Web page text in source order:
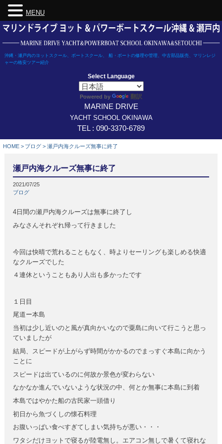
Skip
content
沖縄・瀬戸内のヨットスクール、ボートスクール、 船・ボートの修理や管理、中古部品販売、マリンレジ
ャーの格安ツアー紹介
Select Language
Powered by 翻訳
MARINE DRIVE
YACHT SCHOOL OKINAWA
TEL : 090-3370-6789
HOME > ブログ > 瀬戸内海クルーズ無事に終了
瀬戸内海クルーズ無事に終了
2021/07/25
ブログ
4日間の瀬戸内海クルーズは無事に終了し
みなさんそれぞれ帰って行きました
今回は快晴で荒れることもなく、時よりセーリングも楽しめる快適
なクルーズでした
４連休ということもあり人出も多かったです
１日目
尾道ー本島
当初は少し近いのと風が真向かいなので粟島に向いて行こうと思っ
ていましたが
結局、スピードが上がらず時間がかかるのでまっすぐ本島に向かう
ことに
スピードは出ているのに何故か景色が変わらない
なかなか進んでいないような状況の中、何とか無事に本島に到着
本島ではやかた船の古民家一頭借り
初日から魚づくしの懐石料理
お腹いっぱい食べすぎてしまい気持ちが悪い・・・
ワタシだけヨットで寝るが陸電無し。エアコン無しで暑くて寝れな
MENU